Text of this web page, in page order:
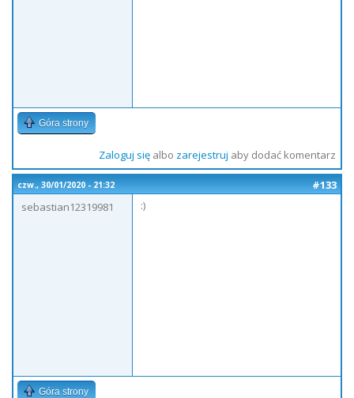
Góra strony
Zaloguj sięalbo zarejestruj aby dodać komentarz
czw., 30/01/2020 - 21:32
#133
sebastian12319981
:)
Góra strony